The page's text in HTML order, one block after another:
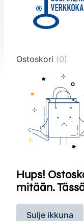
data-original-
data-max-
end="10">
Ostoskori (0)
Hups!
mitään.
Sulje ikkuna